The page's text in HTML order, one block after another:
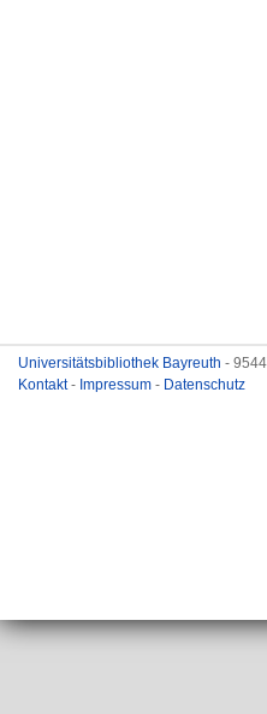
Universitätsbibliothek Bayreuth -
Kontakt- Impressum - Datenschutz